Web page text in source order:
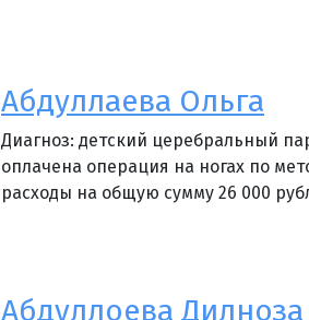
Абдуллаева Ольга
Диагноз: детский церебральный
оплачена операция на ногах по
расходы на общую сумму 26 000
Абдуллоева Дилноза